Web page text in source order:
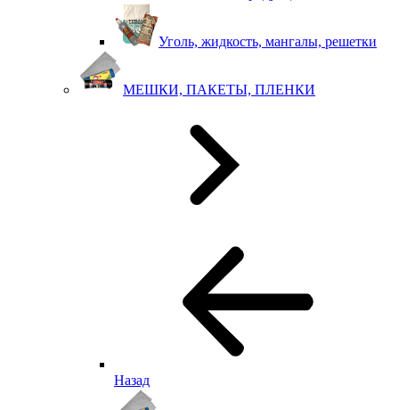
Уголь, жидкость, мангалы, решетки
МЕШКИ, ПАКЕТЫ, ПЛЕНКИ
Назад